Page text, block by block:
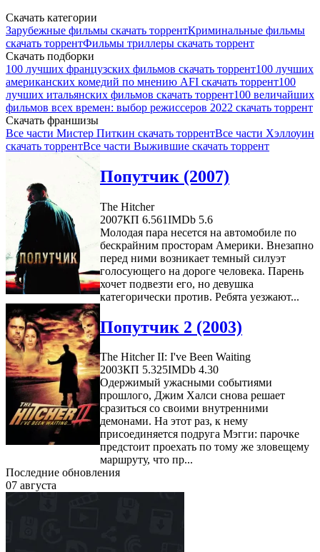
Скачать категории
Зарубежные фильмы скачать торрентКриминальные фильмы
скачать торрентФильмы триллеры скачать торрент
Скачать подборки
100 лучших французских фильмов скачать торрент100 лучших
американских комедий по мнению AFI скачать торрент100
лучших итальянских фильмов скачать торрент100 величайших
фильмов всех времен: выбор режиссеров 2022 скачать торрент
Скачать франшизы
Все части Мистер Питкин скачать торрентВсе части Хэллоуин
скачать торрентВсе части Выжившие скачать торрент
Попутчик (2007)
The Hitcher
2007КП 6.561IMDb 5.6
Молодая пара несется на автомобиле по
бескрайним просторам Америки. Внезапно
перед ними возникает темный силуэт
голосующего на дороге человека. Парень
хочет подвезти его, но девушка
категорически против. Ребята уезжают...
Попутчик 2 (2003)
The Hitcher II: I've Been Waiting
2003КП 5.325IMDb 4.30
Одержимый ужасными событиями
прошлого, Джим Халси снова решает
сразиться со своими внутренними
демонами. На этот раз, к нему
присоединяется подруга Мэгги: парочке
предстоит проехать по тому же зловещему
маршруту, что пр...
Последние обновления
07 августа